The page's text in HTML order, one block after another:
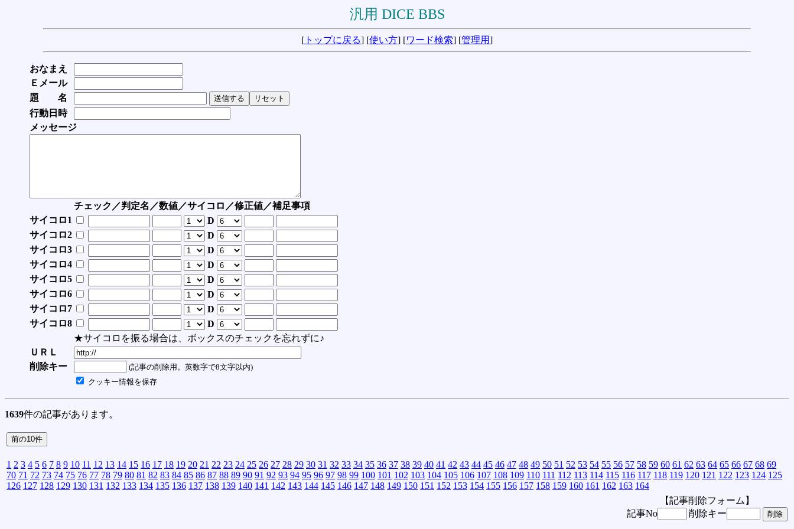
汎用 DICE BBS
[ トップに戻る] [使い方] [ワード検索] [管理用]
おなまえ
Ｅメール
題 名
行動日時
メッセージ
チェック／判定名／数値／サイコロ／修正値／補足事項
サイコロ1
D
サイコロ2
D
サイコロ3
D
サイコロ4
D
サイコロ5
D
サイコロ6
D
サイコロ7
D
サイコロ8
D
★サイコロを振る場合は、ボックスのチェックを忘れずに♪
ＵＲＬ
削除キー
(記事の削除用。英数字で8文字以内)
クッキー情報を保存
1639件の記事があります。
1 2 3 4 5 6 7 8 9 10 11 12 13 14 15 16 17 18 19 20 21 22 23 24 25 26 27 28 29 30 31 32 33 34 35 36 37 38 39 40 41 42 43 44 45 46 47 48 49 50 51 52 53 54 55 56 57 58 59 60 61 62 63 64 65 66 67 68 69
70 71 72 73 74 75 76 77 78 79 80 81 82 83 84 85 86 87 88 89 90 91 92 93 94 95 96 97 98 99 100 101 102 103 104 105 106 107 108 109 110 111 112 113 114 115 116 117 118 119 120 121 122 123 124 125
126 127 128 129 130 131 132 133 134 135 136 137 138 139 140 141 142 143 144 145 146 147 148 149 150 151 152 153 154 155 156 157 158 159 160 161 162 163 164
【記事削除フォーム】
記事No
削除キー